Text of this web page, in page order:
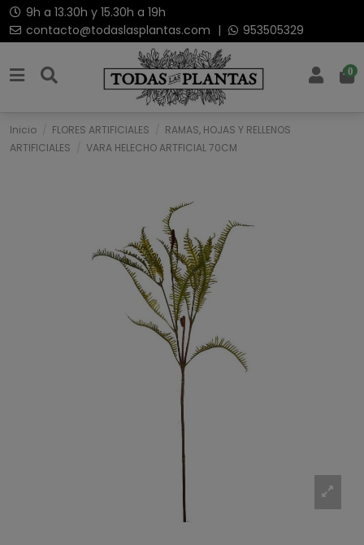
9h a 13.30h y 15.30h a 19h
contacto@todaslasplantas.com | 953505329
0
Inicio FLORES ARTIFICIALES
RAMAS, HOJAS Y RELLENOS
ARTIFICIALES
VARA HELECHO ARTFICIAL 70CM